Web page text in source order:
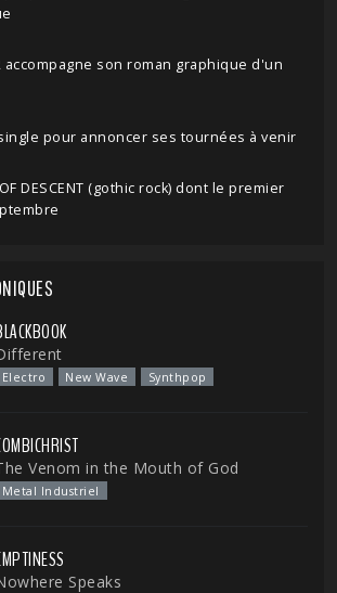
accompagne son roman graphique d'un
pour annoncer ses tournées à venir
DESCENT (gothic rock) dont le premier
Electro New Wave Synthpop
Venom in the Mouth of God
Metal Industriel
Speaks